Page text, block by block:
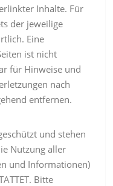
Inhalte. Für
der jeweilige
Eine
ist nicht
für Hinweise und
nach
entfernen.
und stehen
Nutzung aller
und Informationen)
Bitte